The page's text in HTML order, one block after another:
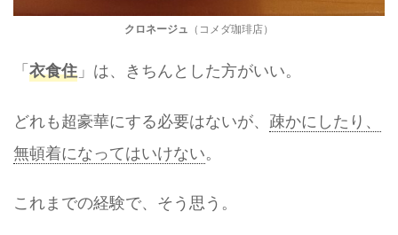
クロネージュ （コメダ珈琲店）
「衣食住 」は、きちんとした方がいい。
どれも超豪華にする必要はないが、 疎かにしたり、
無頓着になってはいけない。
これまでの経験で、そう思う。